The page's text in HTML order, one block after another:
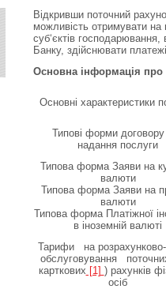
Відкривши поточний
можливість отримувати на
суб‘єктів господарювання,
Банку, здійснювати
Основна інформація
Основні характеристики
Типові форми
надання послуги
Типова форма Заяви на
валюти
Типова форма Заяви на
валюти
Типова форма Платіжної
в іноземній валюті
Тарифи на розрахунково-
обслуговування
карткових [1] ) рахунків
осіб